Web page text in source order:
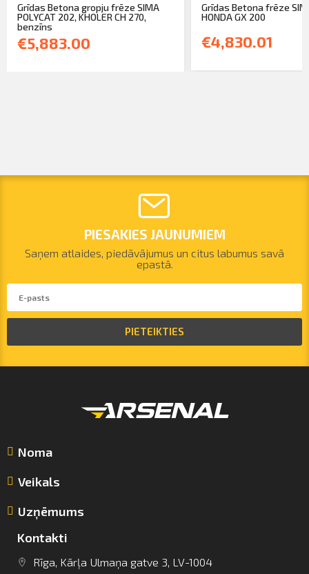
info@arsenalrent.com
Grīdas Betona gropju frēze SIMA
POLYCAT 202, KHOLER CH 270,
benzīns
€5,883.00
Grīdas Betona frēze
HONDA GX 200
€4,830.01
PIESAKIES JAUNUMIEM
Saņem atlaides, piedāvājumus un citus labumus savā
epastā.
PIETEIKTIES
Noma
Veikals
Uzņēmums
Kontakti
Rīga, Kārļa Ulmaņa gatve 3, LV-1004